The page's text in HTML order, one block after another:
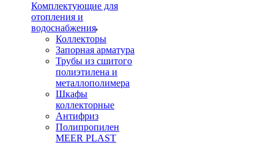
Комплектующие для
отопления и
водоснабжения
Коллекторы
Запорная арматура
Трубы из сшитого
полиэтилена и
металлополимера
Шкафы
коллекторные
Антифриз
Полипропилен
MEER PLAST